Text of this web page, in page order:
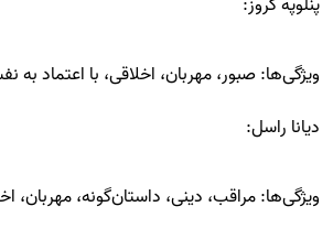
ویژگی‌ها: صبور، مهربان، اخلاقی، با اعتماد به
دیانا راسل:
ویژگی‌ها: مراقب، دینی، داستان‌گونه، مهربان،